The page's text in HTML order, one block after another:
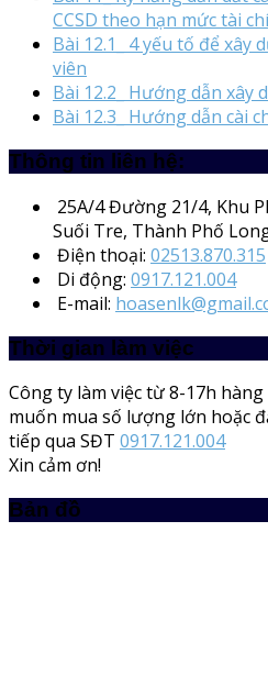
CCSD theo hạn mức tài
Bài 12.1_ 4 yếu tố để xây
viên
Bài 12.2_ Hướng dẫn xây
Bài 12.3_ Hướng dẫn cài
Thông tin liên hệ:
25A/4Đường 21/4, Khu
Suối Tre, Thành Phố
Điện thoại: 02513.870.315
Di động: 0917.121.004
E-mail:
Thời gian làm việc
Công ty làm việc từ 8-17h
muốn mua số lượng lớn hoặc
tiếp qua SĐT 0917.121.004
Xin cảm ơn!
Bản đồ